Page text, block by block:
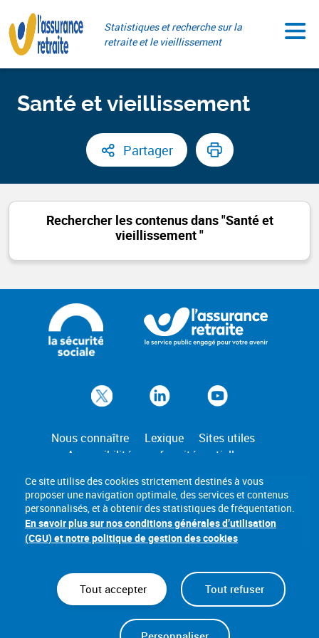
au
contenu
Statistiques et recherche sur la
retraite et le vieillissement
Santé et vieillissement ​
Partager
Rechercher les contenus dans "Santé et
vieillissement ​"
Nous connaître Lexique
Sites utiles
Accessibilité : conformité partielle
Ce site utilise des cookies strictement destinés à vous
proposer une navigation optimale, des services et contenus
personnalisés, et à obtenir des statistiques de fréquentation.
En savoir plus sur nos conditions générales d’utilisation
(CGU) et notre politique de gestion des cookies
Tout accepter Tout refuser